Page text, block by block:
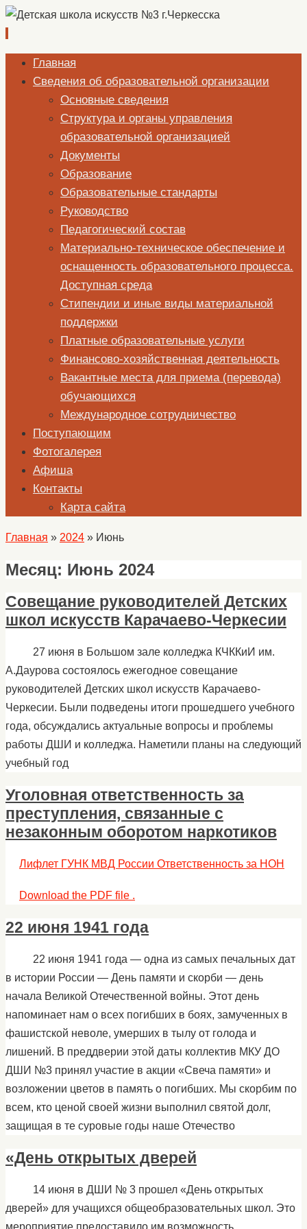
Перейти
содержимому
Главная
Сведения об образовательной организации
Основные сведения
Структура и органы управления
образовательной организацией
Документы
Образование
Образовательные стандарты
Руководство
Педагогический состав
Материально-техническое обеспечение и
оснащенность образовательного процесса.
Доступная среда
Стипендии и иные виды материальной
поддержки
Платные образовательные услуги
Финансово-хозяйственная деятельность
Вакантные места для приема (перевода)
обучающихся
Международное сотрудничество
Поступающим
Фотогалерея
Афиша
Контакты
Карта сайта
Главная » 2024 » Июнь
Месяц: Июнь 2024
Совещание руководителей Детских
школ искусств Карачаево-Черкесии
27 июня в Большом зале колледжа КЧККиИ им.
А.Даурова состоялось ежегодное совещание
руководителей Детских школ искусств Карачаево-
Черкесии. Были подведены итоги прошедшего учебного
года, обсуждались актуальные вопросы и проблемы
работы ДШИ и колледжа. Наметили планы на следующий
учебный год
Уголовная ответственность за
преступления, связанные с
незаконным оборотом наркотиков
Лифлет ГУНК МВД России Ответственность за НОН
Download the PDF file .
22 июня 1941 года
22 июня 1941 года — одна из самых печальных дат
в истории России — День памяти и скорби — день
начала Великой Отечественной войны. Этот день
напоминает нам о всех погибших в боях, замученных в
фашистской неволе, умерших в тылу от голода и
лишений. В преддверии этой даты коллектив МКУ ДО
ДШИ №3 принял участие в акции «Свеча памяти» и
возложении цветов в память о погибших. Мы скорбим по
всем, кто ценой своей жизни выполнил святой долг,
защищая в те суровые годы наше Отечество
«День открытых дверей
14 июня в ДШИ № 3 прошел «День открытых
дверей» для учащихся общеобразовательных школ. Это
мероприятие предоставило им возможность